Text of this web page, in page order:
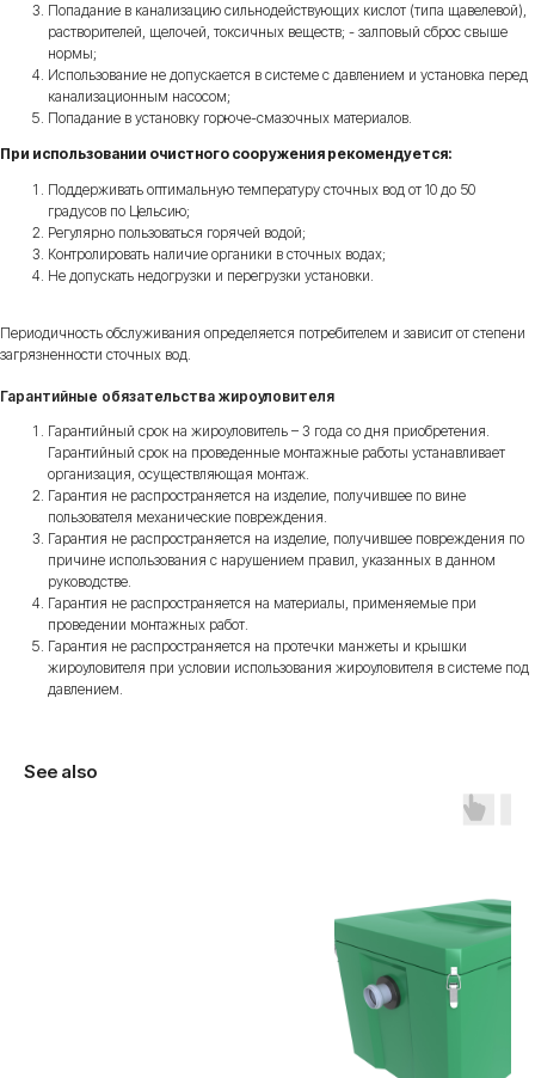
Попадание в канализацию сильнодействующих кислот (типа щавелевой),
растворителей, щелочей, токсичных веществ; - залповый сброс свыше
нормы;
Использование не допускается в системе с давлением и установка перед
канализационным насосом;
Попадание в установку горюче-смазочных материалов.
При использовании очистного сооружения рекомендуется:
Поддерживать оптимальную температуру сточных вод от 10 до 50
градусов по Цельсию;
Регулярно пользоваться горячей водой;
Контролировать наличие органики в сточных водах;
Не допускать недогрузки и перегрузки установки.
Периодичность обслуживания определяется потребителем и зависит от степени
загрязненности сточных вод.
Гарантийные обязательства жироуловителя
Гарантийный срок на жироуловитель – 3 года со дня приобретения.
Гарантийный срок на проведенные монтажные работы устанавливает
организация, осуществляющая монтаж.
Гарантия не распространяется на изделие, получившее по вине
пользователя механические повреждения.
Гарантия не распространяется на изделие, получившее повреждения по
причине использования с нарушением правил, указанных в данном
руководстве.
Гарантия не распространяется на материалы, применяемые при
проведении монтажных работ.
Гарантия не распространяется на протечки манжеты и крышки
жироуловителя при условии использования жироуловителя в системе под
давлением.
See also